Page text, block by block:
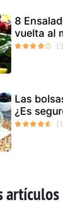
8
vuelta al
Las
¿Es
artículos